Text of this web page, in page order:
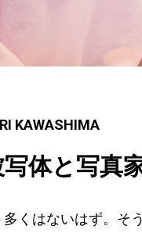
KAWASHIMA
体と写真
くはないはず。そう